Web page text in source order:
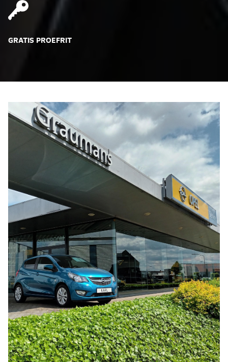
GRATIS PROEFRIT